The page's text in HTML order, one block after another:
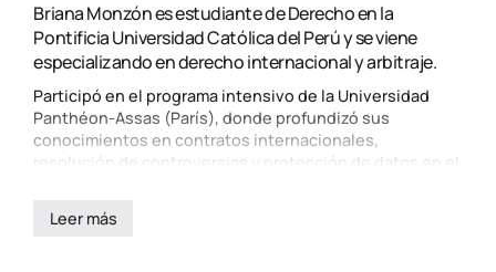
Briana Monzón es estudiante de Derecho en la
Pontificia Universidad Católica del Perú y se viene
especializando en derecho internacional y arbitraje.
Participó en el programa intensivo de la Universidad
Panthéon-Assas (París), donde profundizó sus
conocimientos en contratos internacionales,
resolución de controversias y protección de datos en el
procesal. Cuenta con formación complementaria en
Arbitraje de Inversiones por la Asociación Arbitri. Es
Leer más